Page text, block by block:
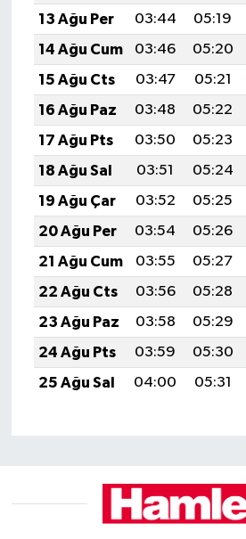
13 Ağu Per
03:44 05:19
14 Ağu Cum
03:46 05:20
15 Ağu Cts
03:47 05:21
16 Ağu Paz
03:48 05:22
17 Ağu Pts
03:50 05:23
18 Ağu Sal
03:51 05:24
19 Ağu Çar
03:52 05:25
20 Ağu Per
03:54 05:26
21 Ağu Cum
03:55 05:27
22 Ağu Cts
03:56 05:28
23 Ağu Paz
03:58 05:29
24 Ağu Pts
03:59 05:30
25 Ağu Sal
04:00 05:31